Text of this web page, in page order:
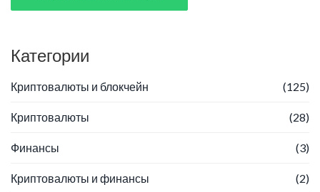
Категории
Криптовалюты и блокчейн (125)
Криптовалюты (28)
Финансы (3)
Криптовалюты и финансы (2)